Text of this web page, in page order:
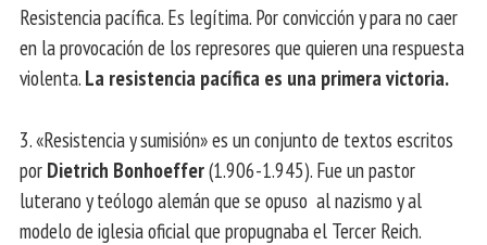
Resistencia pacífica. Es legítima. Por convicción y para no caer
en la provocación de los represores que quieren una respuesta
violenta. La resistencia pacífica es una primera victoria.
3. «Resistencia y sumisión» es un conjunto de textos escritos
por Dietrich Bonhoeffer(1.906-1.945). Fue un pastor
luterano y teólogo alemán que se opuso al nazismo y al
modelo de iglesia oficial que propugnaba el Tercer Reich.